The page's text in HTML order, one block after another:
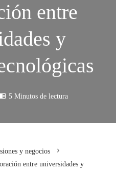
entre
y
5 Minutos de lectura
y negocios
entre universidades y